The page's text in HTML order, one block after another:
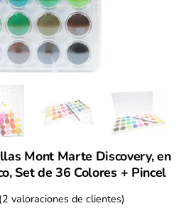
Mont Marte Discovery, en
Set de 36 Colores + Pincel
(2 valoraciones de clientes)